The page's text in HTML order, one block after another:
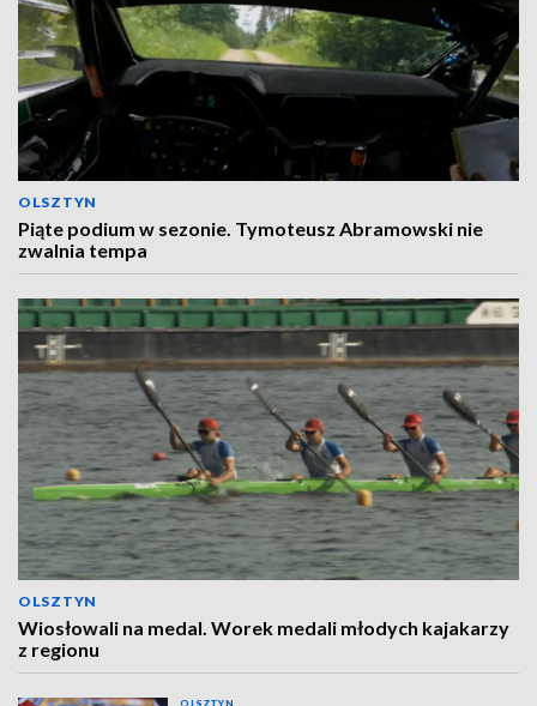
OLSZTYN
Piąte podium w sezonie. Tymoteusz Abramowski nie
zwalnia tempa
OLSZTYN
Wiosłowali na medal. Worek medali młodych kajakarzy
z regionu
OLSZTYN